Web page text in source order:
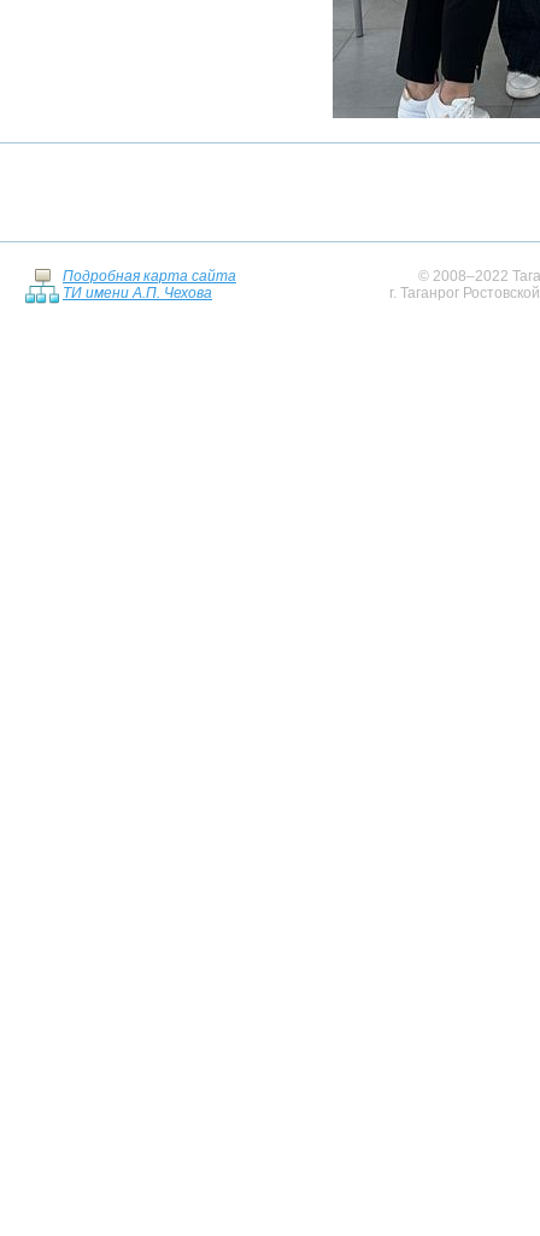
Подробная карта сайта
ТИ имени А.П. Чехова
© 2008–2022
г. Таганрог